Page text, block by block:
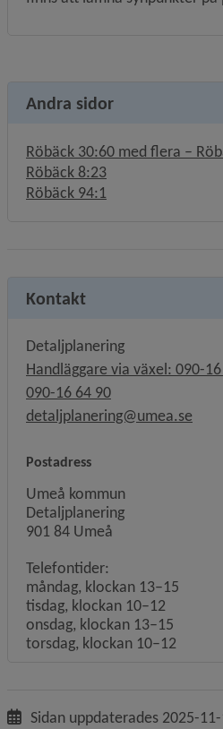
Andra sidor
Röbäck 30:60 med flera –
Röbäck 8:23
Röbäck 94:1
Kontakt
Detaljplanering
Handläggare via växel: 090-
090-16 64 90
detaljplanering@umea.se
Postadress
Umeå kommun
Detaljplanering
901 84 Umeå
Telefontider:
måndag, klockan 13–15
tisdag, klockan 10–12
onsdag, klockan 13–15
torsdag, klockan 10–12
Sidan uppdaterades 2025-